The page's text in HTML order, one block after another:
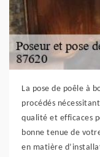
La pose de poêle à
procédés
qualité et efficaces
bonne tenue de
en matière